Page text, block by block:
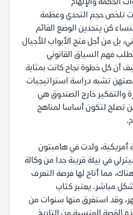
الحكمة والإلهام
تلخص حجم التحدي وعظمة
كن يتحدين الوضع القائم
بل من أجل فتح الأبواب للأجيال
فهم السياق القانوني
أن كل خطوة نجاح كانت بمثابة
تشبه دراسة استراتيجيات
والتفكير خارج الصندوق هي
تصلح لتكون أساسا لمناهج
أمريكية، ولدت في هامبتون
عام 1969. نشأت شيترلي في بيئة قريبة جدا من وكالة
مما أتاح لها فرصة التعرف
مباشر. يعتبر كتاب
وقد استغرق منها سنوات من